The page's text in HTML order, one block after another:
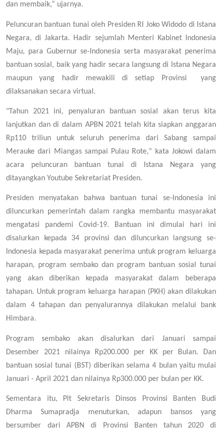
dan membaik,” ujarnya.
Peluncuran bantuan tunai oleh Presiden RI Joko Widodo di Istana
Negara, di Jakarta. Hadir sejumlah Menteri Kabinet Indonesia
Maju, para Gubernur se-Indonesia serta masyarakat penerima
bantuan sosial, baik yang hadir secara langsung di Istana Negara
maupun yang hadir mewakili di setiap Provinsi yang
dilaksanakan secara virtual.
"Tahun 2021 ini, penyaluran bantuan sosial akan terus kita
lanjutkan dan di dalam APBN 2021 telah kita siapkan anggaran
Rp110 triliun untuk seluruh penerima dari Sabang sampai
Merauke dari Miangas sampai Pulau Rote," kata Jokowi dalam
acara peluncuran bantuan tunai di Istana Negara yang
ditayangkan Youtube Sekretariat Presiden.
Presiden menyatakan bahwa bantuan tunai se-Indonesia ini
diluncurkan pemerintah dalam rangka membantu masyarakat
mengatasi pandemi Covid-19. Bantuan ini dimulai hari ini
disalurkan kepada 34 provinsi dan diluncurkan langsung se-
Indonesia kepada masyarakat penerima untuk program keluarga
harapan, program sembako dan program bantuan sosial tunai
yang akan diberikan kepada masyarakat dalam beberapa
tahapan. Untuk program keluarga harapan (PKH) akan dilakukan
dalam 4 tahapan dan penyalurannya dilakukan melalui bank
Himbara.
Program sembako akan disalurkan dari Januari sampai
Desember 2021 nilainya Rp200.000 per KK per Bulan. Dan
bantuan sosial tunai (BST) diberikan selama 4 bulan yaitu mulai
Januari - April 2021 dan nilainya Rp300.000 per bulan per KK.
Sementara itu, Plt Sekretaris Dinsos Provinsi Banten Budi
Dharma Sumapradja menuturkan, adapun bansos yang
bersumber dari APBN di Provinsi Banten tahun 2020 di